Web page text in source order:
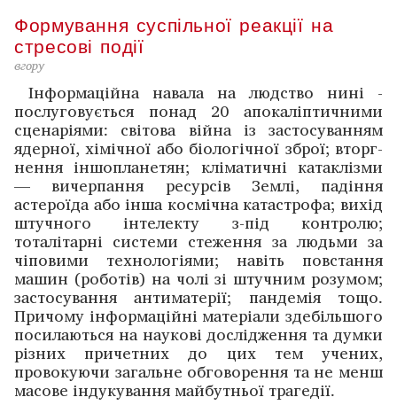
Формування суспільної реакції на
стресові події
вгору
Інформаційна навала на людство нині ­
послуговується понад 20 апокаліптичними
сценаріями: світова війна із застосуванням
ядерної, хімічної або біологічної зброї; вторг­
нення іншопланетян; кліматичні катаклізми
— ­вичерпання ресурсів Землі, падіння
астероїда або інша ­космічна катас­трофа; вихід
штучного інтелекту з-під конт­ролю;
тоталітарні системи стеження за людьми за
чіповими ­технологіями; навіть повстання
машин (роботів) на чолі зі штучним розу­мом;
застосування антиматерії; пандемія тощо.
Причому інформаційні матеріали здебільшого
поси­лаються на науко­ві дослід­жен­ня та думки
різних причетних до цих тем учених,
провокуючи загальне ­обговорення та не менш
масове індукування майбутньої трагедії.